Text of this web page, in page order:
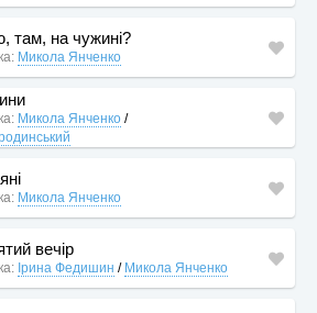
там, на чужині?
Микола Янченко
Микола Янченко /
Микола Янченко
вечір
Ірина Федишин / Микола Янченко